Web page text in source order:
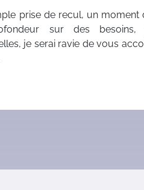
prise de recul, un moment
sur des besoins,
je serai ravie de vous